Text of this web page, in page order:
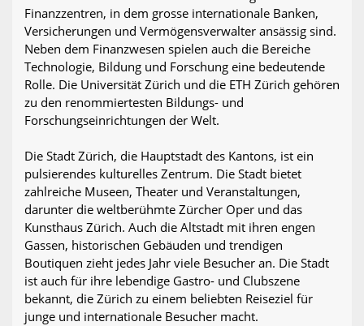
Finanzzentren, in dem grosse internationale Banken,
Versicherungen und Vermögensverwalter ansässig sind.
Neben dem Finanzwesen spielen auch die Bereiche
Technologie, Bildung und Forschung eine bedeutende
Rolle. Die Universität Zürich und die ETH Zürich gehören
zu den renommiertesten Bildungs- und
Forschungseinrichtungen der Welt.
Die Stadt Zürich, die Hauptstadt des Kantons, ist ein
pulsierendes kulturelles Zentrum. Die Stadt bietet
zahlreiche Museen, Theater und Veranstaltungen,
darunter die weltberühmte Zürcher Oper und das
Kunsthaus Zürich. Auch die Altstadt mit ihren engen
Gassen, historischen Gebäuden und trendigen
Boutiquen zieht jedes Jahr viele Besucher an. Die Stadt
ist auch für ihre lebendige Gastro- und Clubszene
bekannt, die Zürich zu einem beliebten Reiseziel für
junge und internationale Besucher macht.